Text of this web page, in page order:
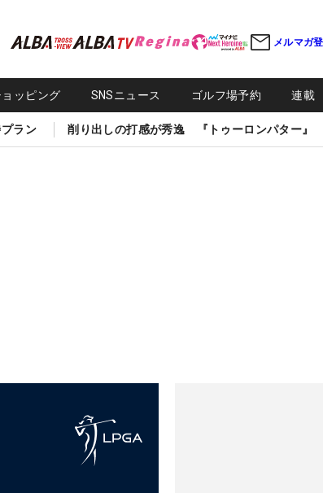
メルマガ
ョッピング SNSニュース ゴルフ場予約 連載
ラン 削り出しの打感が秀逸 『トゥーロンパター』